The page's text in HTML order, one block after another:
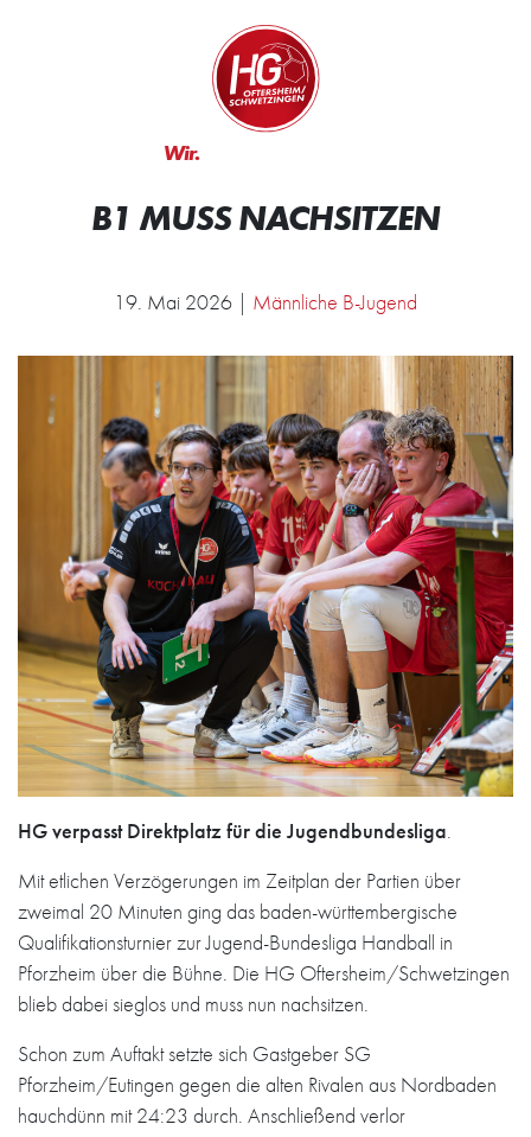
Zur Startseite
Wir.
B1 MUSS NACHSITZEN
19. Mai 2026 | Männliche B-Jugend
HG verpasst Direktplatz für die Jugendbundesliga.
Mit etlichen Verzögerungen im Zeitplan der Partien über
zweimal 20 Minuten ging das baden-württembergische
Qualifikationsturnier zur Jugend-Bundesliga Handball in
Pforzheim über die Bühne. Die HG Oftersheim/Schwetzingen
blieb dabei sieglos und muss nun nachsitzen.
Schon zum Auftakt setzte sich Gastgeber SG
Pforzheim/Eutingen gegen die alten Rivalen aus Nordbaden
hauchdünn mit 24:23 durch. Anschließend verlor